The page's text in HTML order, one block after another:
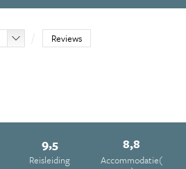
Reviews
9,5
Reisleiding
8,8
Accommodatie(